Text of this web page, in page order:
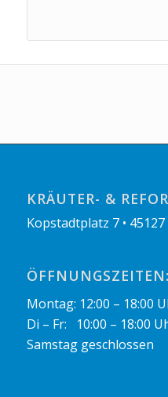
KRÄUTER- &
Kopstadtplatz 7 • 45127
ÖFFNUNGSZEITEN:
Montag: 12:00 – 18:00
Di – Fr: 10:00 – 18:00
Samstag geschlossen